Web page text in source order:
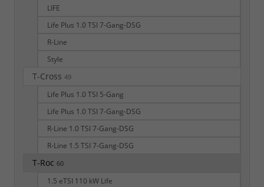
LIFE
Life Plus 1.0 TSI 7-Gang-DSG
R-Line
Style
T-Cross 49
Life Plus 1.0 TSI 5-Gang
Life Plus 1.0 TSI 7-Gang-DSG
R-Line 1.0 TSI 7-Gang-DSG
R-Line 1.5 TSI 7-Gang-DSG
T-Roc 60
1.5 eTSI 110 kW Life